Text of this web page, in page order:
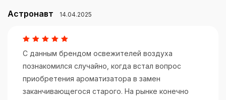
Астронавт 14.04.2025
С данным брендом освежителей воздуха
познакомился случайно, когда встал вопрос
приобретения ароматизатора в замен
заканчивающегося старого. На рынке конечно